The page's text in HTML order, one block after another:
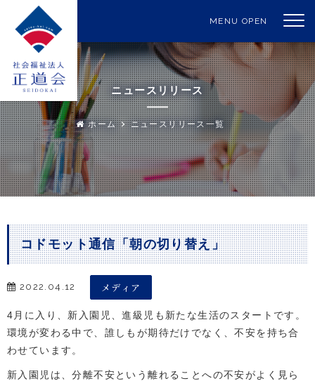
MENU OPEN
ニュースリリース
ホーム ニュースリリース一覧
コドモット通信「朝の切り替え」
2022.04.12 メディア
4月に入り、新入園児、進級児も新たな生活のスタートです。
環境が変わる中で、誰しもが期待だけでなく、不安を持ち合
わせています。
新入園児は、分離不安という離れることへの不安がよく見ら